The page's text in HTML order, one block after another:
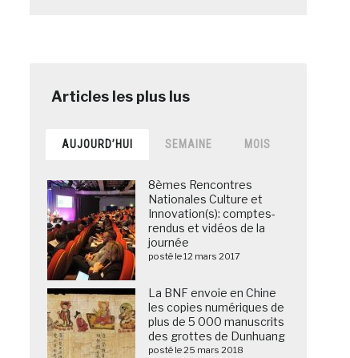
AUJOURD’HUI SEMAINE MOIS
8èmes Rencontres
Nationales Culture et
Innovation(s): comptes-
rendus et vidéos de la
journée
posté le 12 mars 2017
La BNF envoie en Chine
les copies numériques de
plus de 5 000 manuscrits
des grottes de Dunhuang
posté le 25 mars 2018